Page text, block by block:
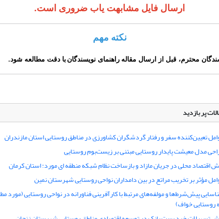
ارسال فایل مشابهت یاب ضروری است.
نکته مهم
محترم، قبل از ارسال مقاله راهنمای نویسندگان با دقت مطالعه شود.
پر بازدید
تعیین‌کننده سفر و رفتار گردشگران کشاورزی در مناطق روستایی استان مازندران
مدل معیشت پایدار روستایی مبتنی بر زیست‌بوم روستایی
اقتصاد محلی در جریان مازاد و بازساخت نظام شبکه منطقه ای مورد: استان کرمان
مؤثر بر تخریب مراتع در بین دامداران نواحی روستایی شهرستان نمین
پیش‌شرط‌ها و مولفه‌های مرتبط با کارآفرینی فناورانه در نواحی روستایی (مورد
روستایی خواف)